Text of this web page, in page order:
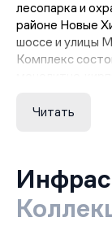
лесопарка и
районе Новые
шоссе и улицы
Комплекс
красных тонов,
площадью от
отделки, то
Читать